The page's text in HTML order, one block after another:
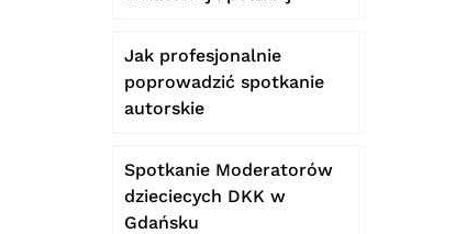
Jak profesjonalnie
poprowadzić spotkanie
autorskie
Spotkanie Moderatorów
dzieciecych DKK w
Gdańsku